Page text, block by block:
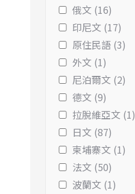
俄文 (16)
印尼文 (17)
原住民語 (3)
外文 (1)
尼泊爾文 (2)
德文 (9)
拉脫維亞文 (1)
日文 (87)
柬埔寨文 (1)
法文 (50)
波蘭文 (1)